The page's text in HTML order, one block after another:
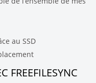
au SSD
FREEFILESYNC